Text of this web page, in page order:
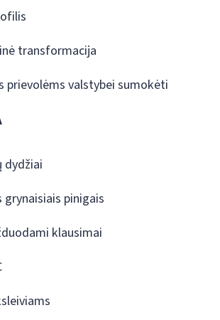
transformacija
prievolėms valstybei sumokėti
dydžiai
pinigais
klausimai